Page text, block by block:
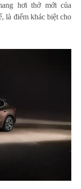
hơi thở mới của
là điểm khác biệt cho